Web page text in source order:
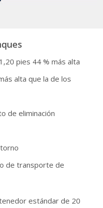
pies 44 % más alta
alta que la de los
de eliminación
de transporte de
estándar de 20